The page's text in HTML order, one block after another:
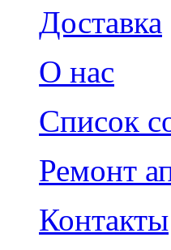
Доставка
О нас
Список
Ремонт
Контакты